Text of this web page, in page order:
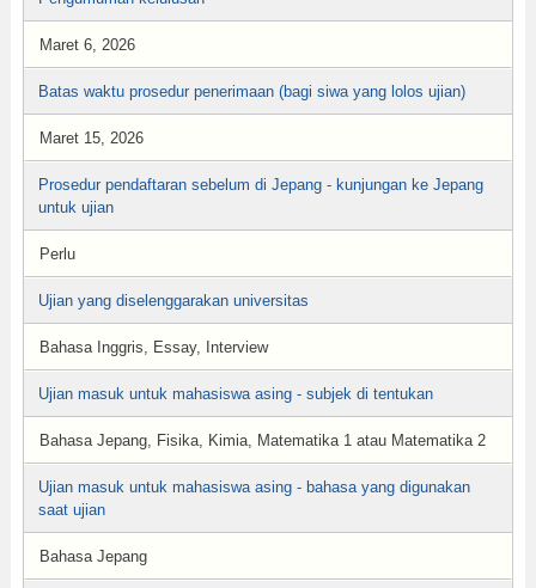
Maret 6, 2026
Batas waktu prosedur penerimaan (bagi siwa yang lolos ujian)
Maret 15, 2026
Prosedur pendaftaran sebelum di Jepang - kunjungan ke Jepang
untuk ujian
Perlu
Ujian yang diselenggarakan universitas
Bahasa Inggris, Essay, Interview
Ujian masuk untuk mahasiswa asing - subjek di tentukan
Bahasa Jepang, Fisika, Kimia, Matematika 1 atau Matematika 2
Ujian masuk untuk mahasiswa asing - bahasa yang digunakan
saat ujian
Bahasa Jepang